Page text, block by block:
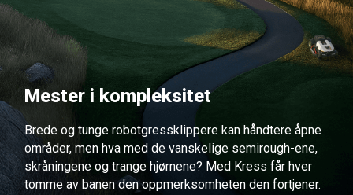
Mester i kompleksitet
Brede og tunge robotgressklippere kan håndtere åpne
områder, men hva med de vanskelige semirough-ene,
skråningene og trange hjørnene? Med Kress får hver
tomme av banen den oppmerksomheten den fortjener.